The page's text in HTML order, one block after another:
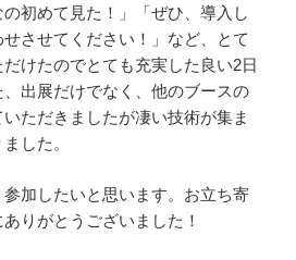
初めて見た！」「ぜひ、導入し
させてください！」など、とて
けたのでとても充実した良い2日
出展だけでなく、他のブースの
ただきましたが凄い技術が集ま
した。
加したいと思います。お立ち寄
りがとうございました！